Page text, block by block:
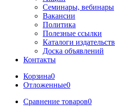
Семинары, вебинары
Вакансии
Политика
Полезные ссылки
Каталоги издательств
Доска объявлений
Контакты
Корзина0
Отложенные0
Сравнение товаров0